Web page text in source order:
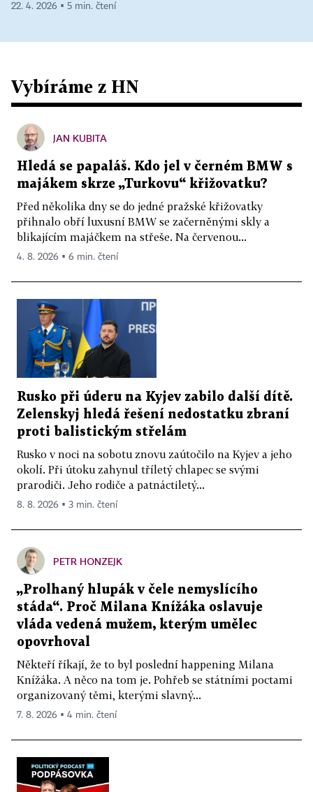
22. 4. 2026 ▪ 5 min. čtení
Vybíráme z HN
JAN KUBITA
Hledá se papaláš. Kdo jel v černém BMW s
majákem skrze „Turkovu“ křižovatku?
Před několika dny se do jedné pražské křižovatky
přihnalo obří luxusní BMW se začerněnými skly a
blikajícím majáčkem na střeše. Na červenou...
4. 8. 2026 ▪ 6 min. čtení
Rusko při úderu na Kyjev zabilo další dítě.
Zelenskyj hledá řešení nedostatku zbraní
proti balistickým střelám
Rusko v noci na sobotu znovu zaútočilo na Kyjev a jeho
okolí. Při útoku zahynul tříletý chlapec se svými
prarodiči. Jeho rodiče a patnáctiletý...
8. 8. 2026 ▪ 3 min. čtení
PETR HONZEJK
„Prolhaný hlupák v čele nemyslícího
stáda“. Proč Milana Knížáka oslavuje
vláda vedená mužem, kterým umělec
opovrhoval
Někteří říkají, že to byl poslední happening Milana
Knížáka. A něco na tom je. Pohřeb se státními poctami
organizovaný těmi, kterými slavný...
7. 8. 2026 ▪ 4 min. čtení